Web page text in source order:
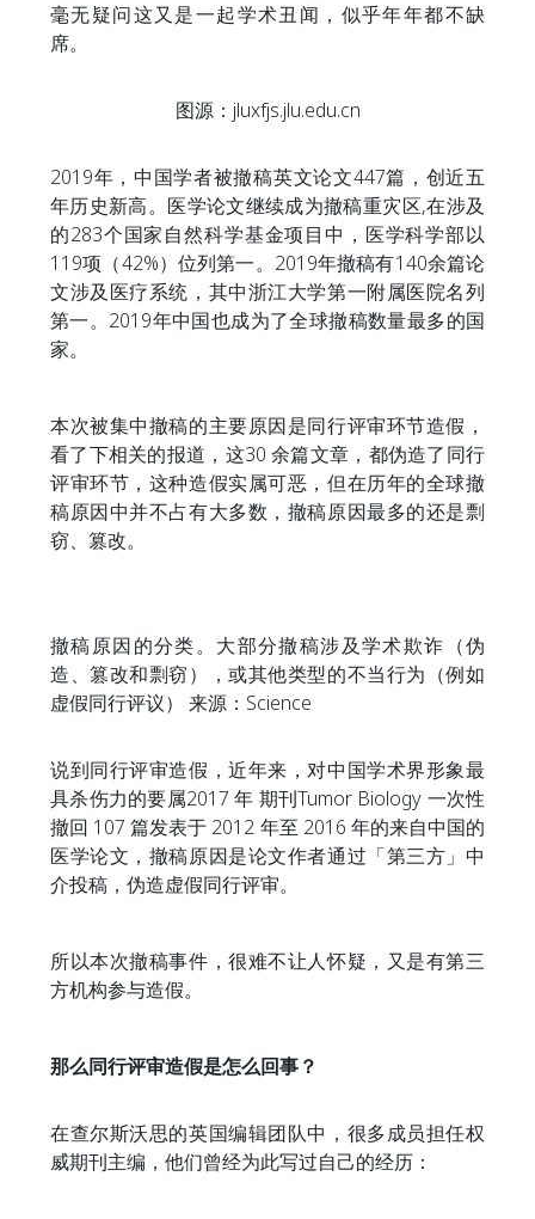
毫无疑问这又是一起学术丑闻，似乎年年都不缺
席。
图源：jluxfjs.jlu.edu.cn
2019年，中国学者被撤稿英文论文447篇，创近五
年历史新高。医学论文继续成为撤稿重灾区,在涉及
的283个国家自然科学基金项目中，医学科学部以
119项（42%）位列第一。2019年撤稿有140余篇论
文涉及医疗系统，其中浙江大学第一附属医院名列
第一。2019年中国也成为了全球撤稿数量最多的国
家。
本次被集中撤稿的主要原因是同行评审环节造假，
看了下相关的报道，这30 余篇文章，都伪造了同行
评审环节，这种造假实属可恶，但在历年的全球撤
稿原因中并不占有大多数，撤稿原因最多的还是剽
窃、篡改。
撤稿原因的分类。大部分撤稿涉及学术欺诈（伪
造、篡改和剽窃），或其他类型的不当行为（例如
虚假同行评议） 来源：Science
说到同行评审造假，近年来，对中国学术界形象最
具杀伤力的要属2017 年 期刊Tumor Biology 一次性
撤回 107 篇发表于 2012 年至 2016 年的来自中国的
医学论文，撤稿原因是论文作者通过「第三方」中
介投稿，伪造虚假同行评审。
所以本次撤稿事件，很难不让人怀疑，又是有第三
方机构参与造假。
那么同行评审造假是怎么回事？
在查尔斯沃思的英国编辑团队中，很多成员担任权
威期刊主编，他们曾经为此写过自己的经历：